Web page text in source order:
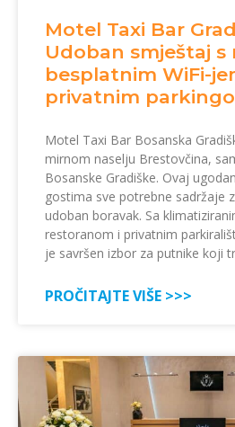
Motel Taxi Bar
Udoban smještaj s
besplatnim WiFi-
privatnim
Motel Taxi Bar Bosanska
mirnom naselju Brestovčina,
Bosanske Gradiške. Ovaj
gostima sve potrebne sadržaje
udoban boravak. Sa
restoranom i privatnim
je savršen izbor za putnike koji
PROČITAJTE VIŠE >>>